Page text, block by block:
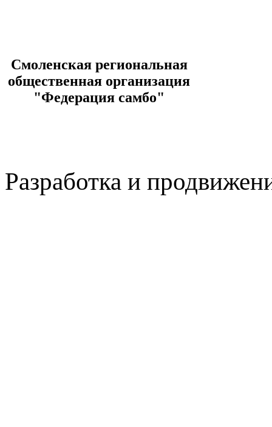
Смоленская региональная
общественная организация
"Федерация самбо"
Разработка и